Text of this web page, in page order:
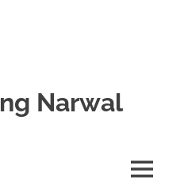
Narwal
MENU